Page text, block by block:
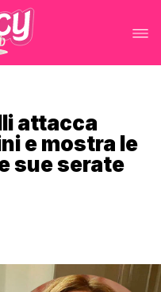
attacca
e mostra le
sue serate